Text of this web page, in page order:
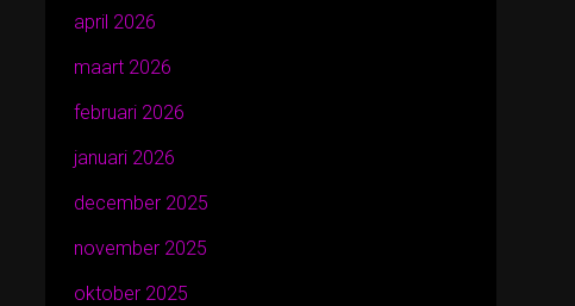
april 2026
maart 2026
februari 2026
januari 2026
december 2025
november 2025
oktober 2025